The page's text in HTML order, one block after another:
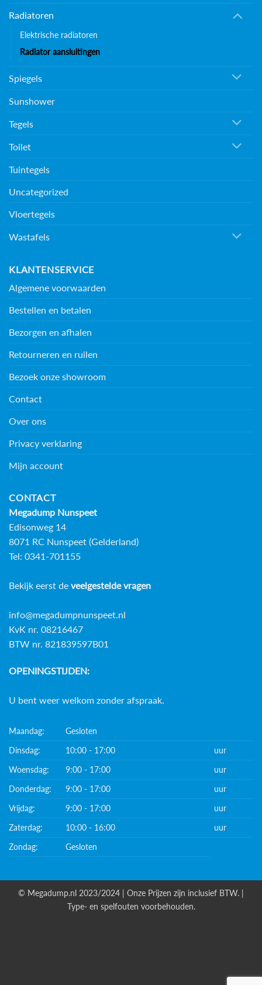
Radiatoren
Elektrische radiatoren
Radiator aansluitingen
Spiegels
Sunshower
Tegels
Toilet
Tuintegels
Uncategorized
Vloertegels
Wastafels
KLANTENSERVICE
Algemene voorwaarden
Bestellen en betalen
Bezorgen en afhalen
Retourneren en ruilen
Bezoek onze showroom
Contact
Over ons
Privacy verklaring
Mijn account
CONTACT
Megadump Nunspeet
Edisonweg 14
8071 RC Nunspeet (Gelderland)
Tel: 0341-701155
Bekijk eerst de veelgestelde vragen
info@megadumpnunspeet.nl
KvK nr. 08216467
BTW nr. 821839597B01
OPENINGSTIJDEN:
U bent weer welkom zonder afspraak.
Maandag:
Gesloten
Dinsdag:
10:00 - 17:00
uur
Woensdag:
9:00 - 17:00
uur
Donderdag:
9:00 - 17:00
uur
Vrijdag:
9:00 - 17:00
uur
Zaterdag:
10:00 - 16:00
uur
Zondag:
Gesloten
© Megadump.nl 2023/2024 | Onze Prijzen zijn inclusief BTW. |
Type- en spelfouten voorbehouden.